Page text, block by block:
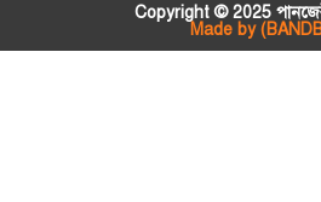
Copyright © 2025
Made by